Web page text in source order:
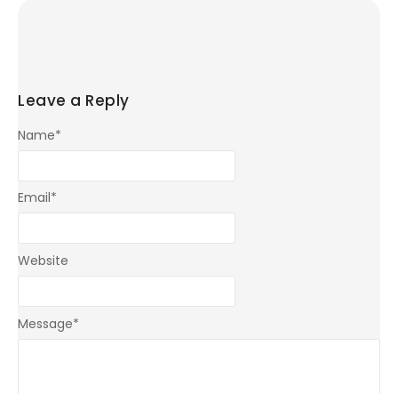
Leave a Reply
Message*
Name*
Email*
Website